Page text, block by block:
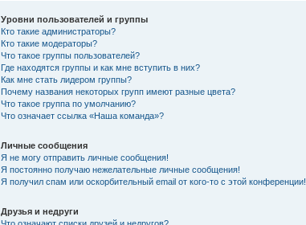
Уровни пользователей и группы
Кто такие администраторы?
Кто такие модераторы?
Что такое группы пользователей?
Где находятся группы и как мне вступить в них?
Как мне стать лидером группы?
Почему названия некоторых групп имеют разные цвета?
Что такое группа по умолчанию?
Что означает ссылка «Наша команда»?
Личные сообщения
Я не могу отправить личные сообщения!
Я постоянно получаю нежелательные личные сообщения!
Я получил спам или оскорбительный email от кого-то с этой конференции!
Друзья и недруги
Что означают списки друзей и недругов?